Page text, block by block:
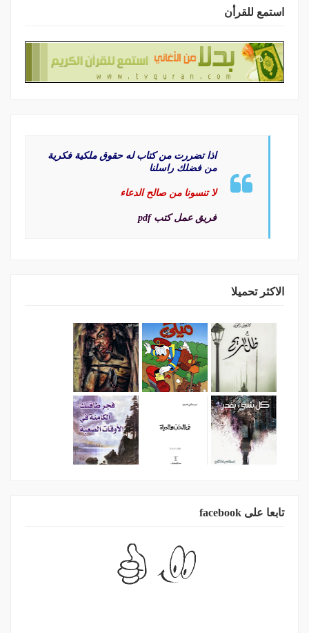
استمع للقرأن
اذا تضررت من كتاب له حقوق ملكية فكرية
من فضلك راسلنا
لا تنسونا من صالح الدعاء
فريق عمل كتب pdf
الاكثر تحميلا
تابعا على facebook